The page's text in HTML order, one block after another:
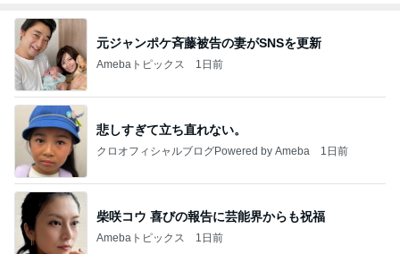
元ジャンポケ斉藤被告の妻がSNSを更新
Amebaトピックス 1日前
悲しすぎて立ち直れない。
クロオフィシャルブログPowered by Ameba 1日前
柴咲コウ 喜びの報告に芸能界からも祝福
Amebaトピックス 1日前